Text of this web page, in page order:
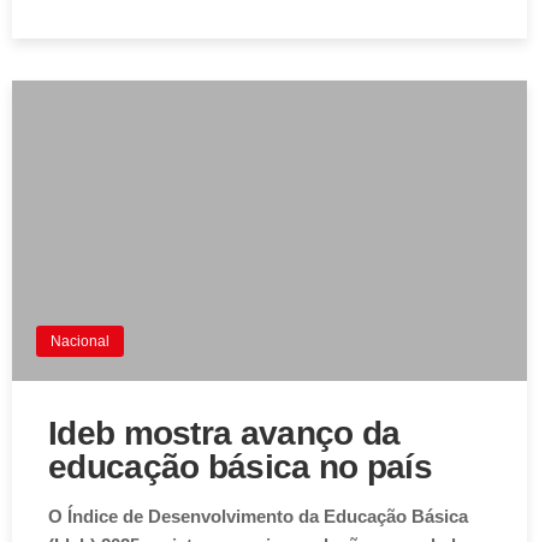
Nacional
Ideb mostra avanço da
educação básica no país
O Índice de Desenvolvimento da Educação Básica